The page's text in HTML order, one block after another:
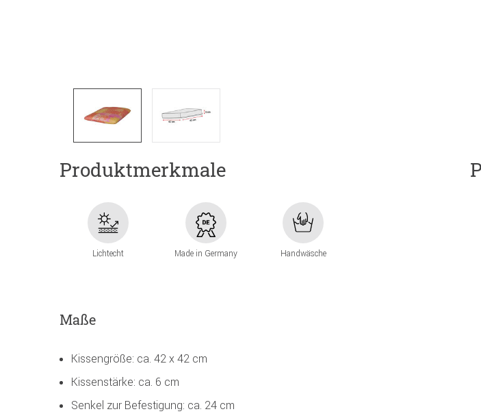
Produktmerkmale
Lichtecht Made in Germany Handwäsche
Maße
Kissengröße: ca. 42 x 42 cm
Kissenstärke: ca. 6 cm
Senkel zur Befestigung: ca. 24 cm